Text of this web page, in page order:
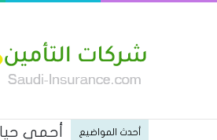
أحدث المواضيع أحمي